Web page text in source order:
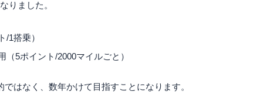
りました。
/1搭乗）
5ポイント/2000マイルごと）
はなく、数年かけて目指すことになります。